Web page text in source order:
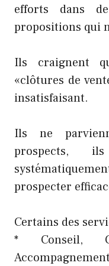
efforts dans
propositions qui
Ils craignent
«clôtures de
insatisfaisant.
Ils ne
prospects,
prospecter
Certains des
* Conseil,